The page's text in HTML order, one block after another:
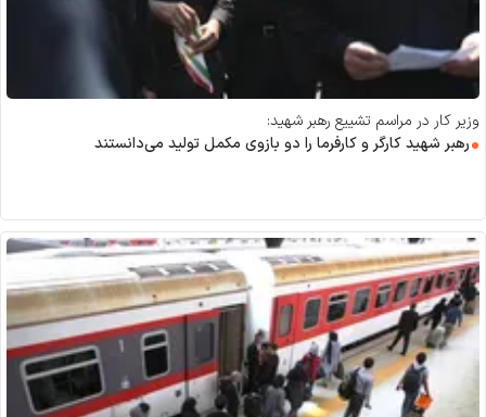
وزیر کار در مراسم تشییع رهبر شهید:
رهبر شهید کارگر و کارفرما را دو بازوی مکمل تولید می‌دانستند